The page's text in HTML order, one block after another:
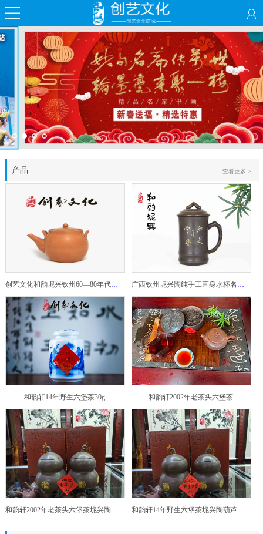
产品 查看更多 >
创艺文化和韵坭兴钦州60—80年代坭兴陶老壶——玉奎壶 广西钦州坭兴陶纯手工直身水杯名家陶瓷大师紫砂建水紫陶
和韵轩14年野生六堡茶30g 和韵轩2002年老茶头六堡茶
和韵轩2002年老茶头六堡茶坭兴陶葫芦茶罐 和韵轩14年野生六堡茶坭兴陶葫芦茶罐